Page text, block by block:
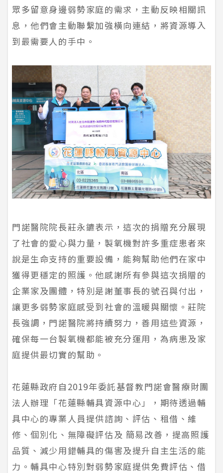
眾多留意身邊弱勢家庭的需求，主動反映相關訊
息，他們會主動聯繫加強橫向連結，將資源導入
到最需要人的手中。
門諾醫院院長莊永鑣表示，這次的捐贈充分展現
了社會的愛心與力量，製氧機對許多重症患者來
說是生命支持的重要設備，能夠幫助他們在家中
獲得更穩定的照護。他感謝所有參與這次捐贈的
企業家及團體，特別是謝董事長的號召與付出，
讓更多弱勢家庭感受到社會的溫暖與關懷。莊院
長強調，門諾醫院將持續努力，善用這些資源，
確保每一台製氧機都能被充分運用，為病患及家
庭提供最切實的幫助。
花蓮縣政府自2019年委託基督教門諾會醫療財團
法人辦理「花蓮縣輔具資源中心」，期待透過輔
具中心的專業人員提供諮詢、評估、租借、維
修、個別化、無障礙評估及 簡易改善，提高照護
品質、減少用錯輔具的傷害及提升自主生活的能
力。輔具中心特別對弱勢家庭提供免費評估、借